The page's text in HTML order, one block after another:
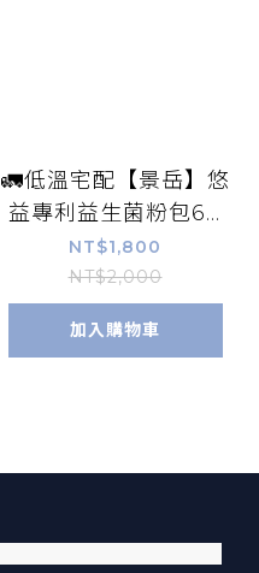
🚛低溫宅配【景岳】悠
益專利益生菌粉包60
包/盒(原咕嚕好菌多)
消化酵素 果寡糖 菊苣
纖維 木寡醣 益生元 後
生元 康富久久
NT$1,800
NT$2,000
加入購物車